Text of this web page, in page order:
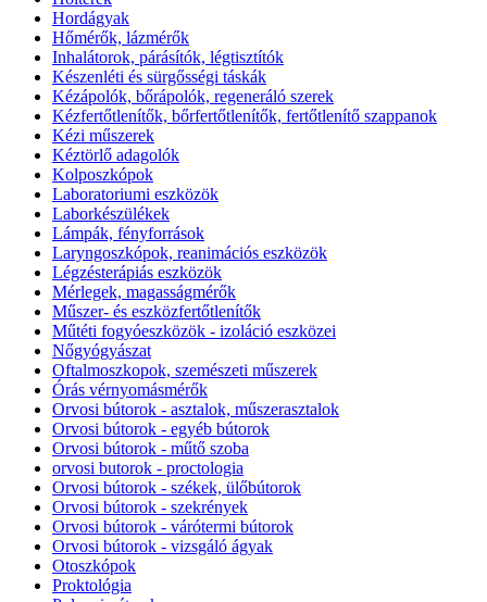
Hordágyak
Hőmérők, lázmérők
Inhalátorok, párásítók, légtisztítók
Készenléti és sürgősségi táskák
Kézápolók, bőrápolók, regeneráló szerek
Kézfertőtlenítők, bőrfertőtlenítők, fertőtlenítő szappanok
Kézi műszerek
Kéztörlő adagolók
Kolposzkópok
Laboratoriumi eszközök
Laborkészülékek
Lámpák, fényforrások
Laryngoszkópok, reanimációs eszközök
Légzésterápiás eszközök
Mérlegek, magasságmérők
Műszer- és eszközfertőtlenítők
Műtéti fogyóeszközök - izoláció eszközei
Nőgyógyászat
Oftalmoszkopok, szemészeti műszerek
Órás vérnyomásmérők
Orvosi bútorok - asztalok, műszerasztalok
Orvosi bútorok - egyéb bútorok
Orvosi bútorok - műtő szoba
orvosi butorok - proctologia
Orvosi bútorok - székek, ülőbútorok
Orvosi bútorok - szekrények
Orvosi bútorok - várótermi bútorok
Orvosi bútorok - vizsgáló ágyak
Otoszkópok
Proktológia